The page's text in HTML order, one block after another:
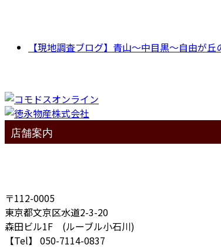
【現地調査ブログ】青山～中目黒～自由が
店舗案内
〒112-0005
東京都文京区水道2-3-20
森田ビル1F (ルーブル小石川)
【Tel】 050-7114-0837